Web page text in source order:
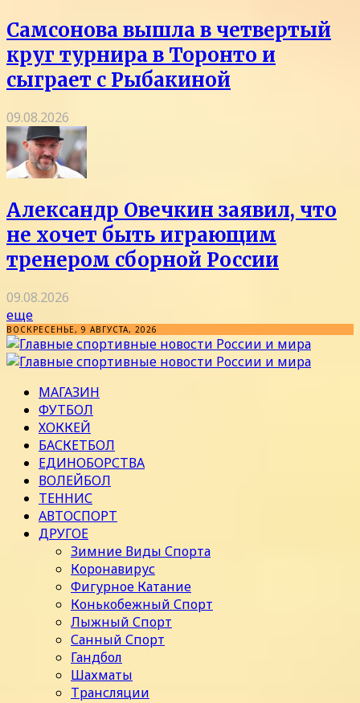
Самсонова вышла в четвертый
круг турнира в Торонто и
сыграет с Рыбакиной
09.08.2026
Александр Овечкин заявил, что
не хочет быть играющим
тренером сборной России
09.08.2026
еще
ВОСКРЕСЕНЬЕ, 9 АВГУСТА, 2026
МАГАЗИН
ФУТБОЛ
ХОККЕЙ
БАСКЕТБОЛ
ЕДИНОБОРСТВА
ВОЛЕЙБОЛ
ТЕННИС
АВТОСПОРТ
ДРУГОЕ
Зимние Виды Спорта
Коронавирус
Фигурное Катание
Конькобежный Спорт
Лыжный Спорт
Санный Спорт
Гандбол
Шахматы
Трансляции